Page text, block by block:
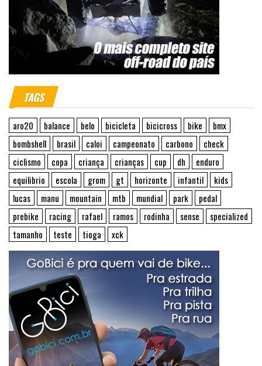
TAGS
aro20 balance belo bicicleta bicicross bike
bmx
bombshell
brasil caloi campeonato carbono
check
ciclismo
copa criança crianças cup dh
enduro
equilibrio
escola grom gt horizonte infantil
kids
lucas
manu mountain mtb mundial park
pedal
prebike
racing rafael ramos rodinha sense
specialized
tamanho
teste tioga xck